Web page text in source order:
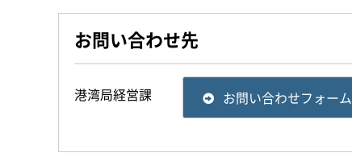
お問い合わせ先
港湾局経営課 お問い合わせフォーム